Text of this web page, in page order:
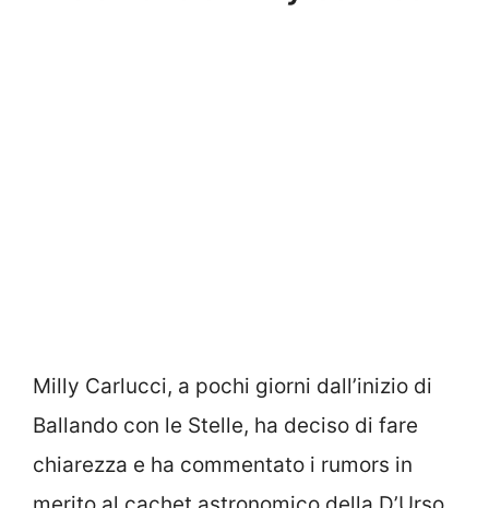
Milly Carlucci, a pochi giorni dall’inizio di
Ballando con le Stelle, ha deciso di fare
chiarezza e ha commentato i rumors in